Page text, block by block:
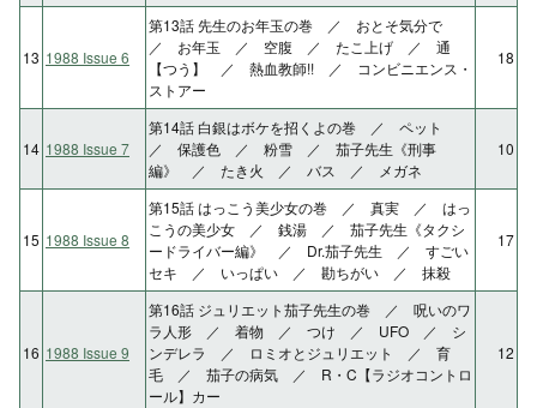
13 1988 Issue 6
第13話 先生のお年玉の巻 ／ おとそ気分で
／ お年玉 ／ 空腹 ／ たこ上げ ／ 通
【つう】 ／ 熱血教師!! ／ コンビニエンス・
ストアー
18
14 1988 Issue 7
第14話 白銀はボケを招くよの巻 ／ ペット
／ 保護色 ／ 粉雪 ／ 茄子先生《刑事
編》 ／ たき火 ／ バス ／ メガネ
10
15 1988 Issue 8
第15話 はっこう美少女の巻 ／ 真実 ／ はっ
こうの美少女 ／ 銭湯 ／ 茄子先生《タクシ
ードライバー編》 ／ Dr.茄子先生 ／ すごい
セキ ／ いっぱい ／ 勘ちがい ／ 抹殺
17
16 1988 Issue 9
第16話 ジュリエット茄子先生の巻 ／ 呪いのワ
ラ人形 ／ 着物 ／ つけ ／ UFO ／ シ
ンデレラ ／ ロミオとジュリエット ／ 育
毛 ／ 茄子の病気 ／ R・C【ラジオコントロ
ール】カー
12